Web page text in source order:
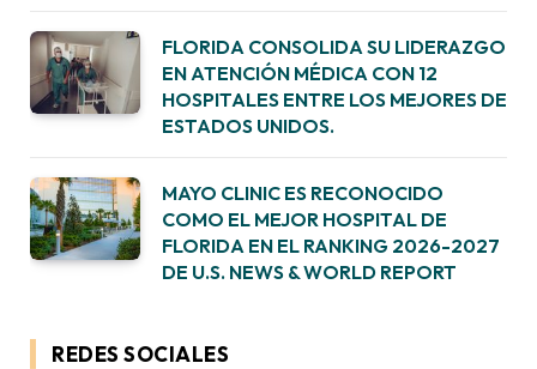
FLORIDA CONSOLIDA SU LIDERAZGO
EN ATENCIÓN MÉDICA CON 12
HOSPITALES ENTRE LOS MEJORES DE
ESTADOS UNIDOS.
MAYO CLINIC ES RECONOCIDO
COMO EL MEJOR HOSPITAL DE
FLORIDA EN EL RANKING 2026-2027
DE U.S. NEWS & WORLD REPORT
REDES SOCIALES